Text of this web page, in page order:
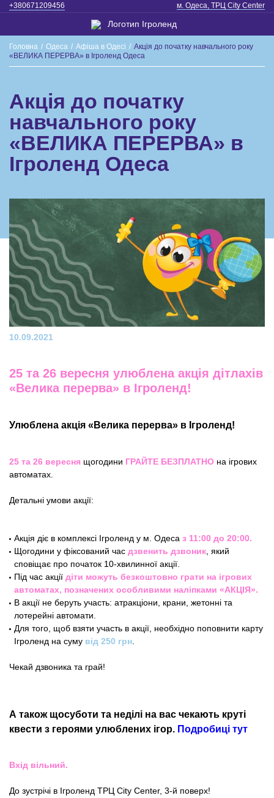
+380671209456 м. Одеса, ТРЦ City Center
Головна / Одеса / Афіша в Одесі / Акція до початку навчального року
«ВЕЛИКА ПЕРЕРВА» в Ігроленд Одеса
Акція до початку
навчального року
«ВЕЛИКА ПЕРЕРВА» в
Ігроленд Одеса
10.09.2021
25 та 26 вересня улюблена акція дітлахів
«Велика перерва» в Ігроленд!
Улюблена акція «Велика перерва» в Ігроленд!
25 та 26 вересня щогодини ГРАЙТЕ БЕЗПЛАТНО на ігрових
автоматах.
Детальні умови акції:
Акція діє в комплексі Ігроленд у м. Одеса з 11:00 до 20:00.
Щогодини у фіксований час дзвенить дзвоник , який
сповіщає про початок 10-хвилинної акції.
Під час акції діти можуть безкоштовно грати на ігрових
автоматах, позначених особливими наліпками «АКЦІЯ».
В акції не беруть участь: атракціони, крани, жетонні та
лотерейні автомати.
Для того, щоб взяти участь в акції, необхідно поповнити карту
Ігроленд на суму від 250 грн
Чекай дзвоника та грай!
А також щосуботи та неділі на вас чекають круті
квести з героями улюблених ігор. Подробиці тут
Вхід вільний.
До зустрічі в Ігроленд ТРЦ City Center, 3-й поверх!